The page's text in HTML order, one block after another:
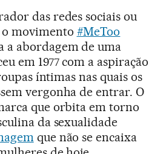
das redes sociais ou
movimento #MeToo
abordagem de uma
em 1977 com a aspiração
íntimas nas quais os
vergonha de entrar. O
que orbita em torno
da sexualidade
que não se encaixa